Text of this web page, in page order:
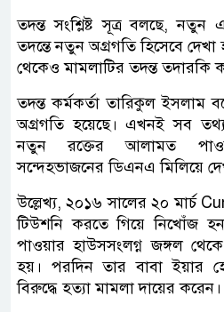
তদন্ত সংশ্লিষ্ট সূত্র বলছে,
তদন্তে নতুন অগ্রগতি হিসেবে দেখা
থেকেও মামলাটির তদন্ত তদারকি
তদন্ত কর্মকর্তা তারিকুল ইসলাম
অগ্রগতি হয়েছে। এখনই সব
নতুন রক্তের আলামত
সন্দেহভাজনের ডিএনএ মিলিয়ে
উল্লেখ্য, ২০১৬ সালের ২০ মার্চ
টিউশনি করতে গিয়ে নিখোঁজ
পাওয়ার হাউসসংলগ্ন জঙ্গল
হয়। পরদিন তার বাবা ইয়ার
বিরুদ্ধে হত্যা মামলা দায়ের করেন।